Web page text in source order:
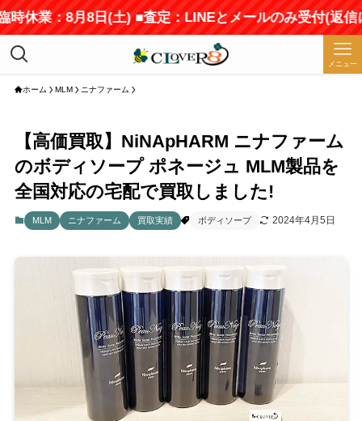
休業：8月8日(土) ■査定：LINEとメールのみ受付(返信
メニュー
ホーム MLM ニナファーム
【高価買取】NiNApHARM ニナファーム
のボディソープ ポネージュ MLM製品を
全国対応の宅配で買取しました!
MLM ニナファーム 買取実績 ボディソープ 2024年4月5日